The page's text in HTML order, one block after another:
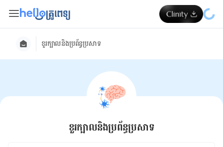
ខួរក្បាលនិងប្រព័ន្ធប្រសាទ
ខួរក្បាលនិងប្រព័ន្ធប្រសាទ